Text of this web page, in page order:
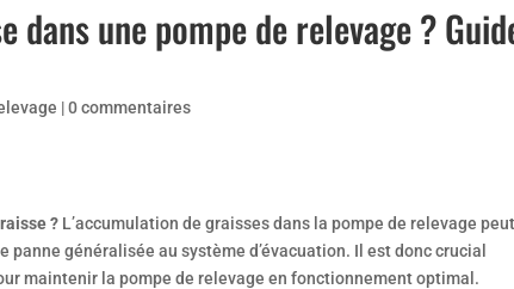
dans une pompe de relevage ?
|0 commentaires
? L’accumulation de graisses dans la pompe de relevage peut
généralisée au système d’évacuation. Il est donc crucial
maintenir la pompe de relevage en fonctionnement optimal.